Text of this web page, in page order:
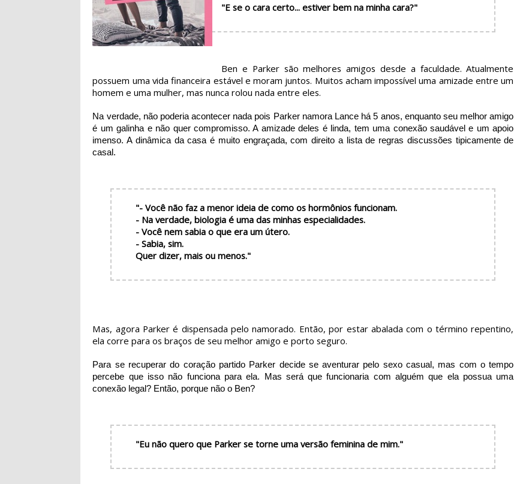
"E se o cara certo... estiver bem na minha cara?"
Ben e Parker são melhores amigos desde a faculdade. Atualmente
possuem uma vida financeira estável e moram juntos. Muitos acham impossível uma amizade entre um
homem e uma mulher, mas nunca rolou nada entre eles.
Na verdade, não poderia acontecer nada pois Parker namora Lance há 5 anos, enquanto seu melhor amigo
é um galinha e não quer compromisso. A amizade deles é linda, tem uma conexão saudável e um apoio
imenso. A dinâmica da casa é muito engraçada, com direito a lista de regras discussões tipicamente de
casal.
"- Você não faz a menor ideia de como os hormônios funcionam.
- Na verdade, biologia é uma das minhas especialidades.
- Você nem sabia o que era um útero.
- Sabia, sim.
Quer dizer, mais ou menos."
Mas, agora Parker é dispensada pelo namorado. Então, por estar abalada com o término repentino,
ela corre para os braços de seu melhor amigo e porto seguro.
Para se recuperar do coração partido Parker decide se aventurar pelo sexo casual, mas com o tempo
percebe que isso não funciona para ela. Mas será que funcionaria com alguém que ela possua uma
conexão legal? Então, porque não o Ben?
"Eu não quero que Parker se torne uma versão feminina de mim."